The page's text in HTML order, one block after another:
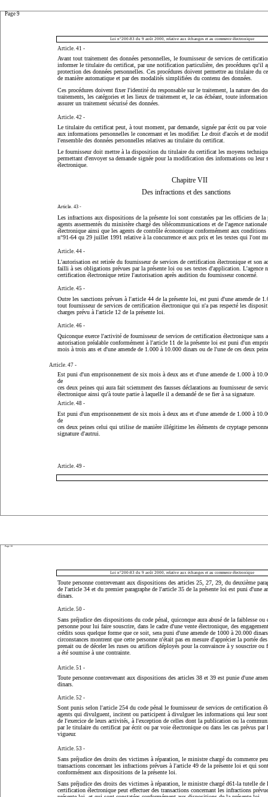
Page 9
Loi n°200-83 du 9 août 2000, relative aux échanges et au commerce électronique
Article. 41 -
Avant tout traitement des données personnelles, le fournisseur de services de
informer le titulaire du certificat, par une notification particulière, des procédures qu'il
protection des données personnelles. Ces procédures doivent permettre au titulaire du
de manière automatique et par des modalités simplifiées du contenu des données.
Ces procédures doivent fixer l'identité du responsable sur le traitement, la nature des
traitements, les catégories et les lieux de traitement et, le cas échéant, toute information
assurer un traitement sécurisé des données.
Article. 42 -
Le titulaire du certificat peut, à tout moment, par demande, signée par écrit ou par voie
aux informations personnelles le concernant et les modifier. Le droit d'accès et de
l'ensemble des données personnelles relatives au titulaire du certificat.
Le fournisseur doit mettre à la disposition du titulaire du certificat les moyens
permettant d'envoyer sa demande signée pour la modification des informations ou leur
électronique.
Chapitre VII
Des infractions et des sanctions
Article. 43 -
Les infractions aux dispositions de la présente loi sont constatées par les officiers de
agents assermentés du ministère chargé des télécommunications et de l'agence
électronique ainsi que les agents de contrôle économique conformément aux
n°91-64 qu 29 juillet 1991 relative à la concurrence et aux prix et les textes qui l'ont
Article. 44 -
L'autorisation est retirée du fournisseur de services de certification électronique et son
failli à ses obligations prévues par la présente loi ou ses textes d'application. L'agence
certification électronique retire l'autorisation après audition du fournisseur concerné.
Article. 45 -
Outre les sanctions prévues à l'article 44 de la présente loi, est puni d'une amende de
tout fournisseur de services de certification électronique qui n'a pas respecté les
charges prévu à l'article 12 de la présente loi.
Article. 46 -
Quiconque exerce l'activité de fournisseur de services de certification électronique sans
autorisation préalable conformément à l'article 11 de la présente loi est puni d'un
mois à trois ans et d'une amende de 1.000 à 10.000 dinars ou de l'une de ces deux
Article. 47 -
Est puni d'un emprisonnement de six mois à deux ans et d'une amende de 1.000 à
de
ces deux peines qui aura fait sciemment des fausses déclarations au fournisseur de
électronique ainsi qu'à toute partie à laquelle il a demandé de se fier à sa signature.
Article. 48 -
Est puni d'un emprisonnement de six mois à deux ans et d'une amende de 1.000 à
de
ces deux peines celui qui utilise de manière illégitime les éléments de cryptage
signature d'autrui.
Article. 49 -
Page 10
Loi n°200-83 du 9 août 2000, relative aux échanges et au commerce électronique
Toute personne contrevenant aux dispositions des articles 25, 27, 29, du deuxième
de l'article 34 et du premier paragraphe de l'article 35 de la présente loi est puni d'une
dinars.
Article. 50 -
Sans préjudice des dispositions du code pénal, quiconque aura abusé de la faiblesse ou
personne pour lui faire souscrire, dans le cadre d'une vente électronique, des
crédits sous quelque forme que ce soit, sera puni d'une amende de 1000 à 20.000
circonstances montrent que cette personne n'était pas en mesure d'apprécier la portée
prenait ou de déceler les ruses ou artifices déployés pour la convaincre à y souscrire ou
a été soumise à une contrainte.
Article. 51 -
Toute personne contrevenant aux dispositions des articles 38 et 39 est punie d'une
dinars.
Article. 52 -
Sont punis selon l'article 254 du code pénal le fournisseur de services de certification
agents qui divulguent, incitent ou participent à divulguer les informations qui leur sont
de l'exercice de leurs activités, à l'exception de celles dont la publication ou la
par le titulaire du certificat par écrit ou par voie électronique ou dans les cas prévus par
vigueur.
Article. 53 -
Sans préjudice des droits des victimes à réparation, le ministre chargé du commerce
transactions concernant les infractions prévues à l'article 49 de la présente loi et qui
conformément aux dispositions de la présente loi.
Sans préjudice des droits des victimes à réparation, le ministre chargé d61-la tutelle de
certification électronique peut effectuer des transactions concernant les infractions